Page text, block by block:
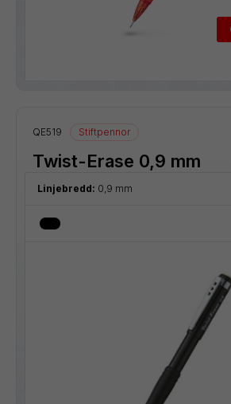
QE519 Stiftpennor
Twist-Erase 0,9 mm
Linjebredd: 0,9 mm